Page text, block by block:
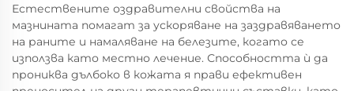
Естествените оздравителни свойства на
мазнината помагат за ускоряване на заздравяването
на раните и намаляване на белезите, когато се
използва като местно лечение. Способността ѝ да
прониква дълбоко в кожата я прави ефективен